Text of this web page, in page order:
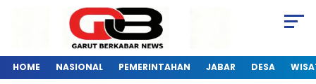
HOME NASIONAL PEMERINTAHAN JABAR DESA